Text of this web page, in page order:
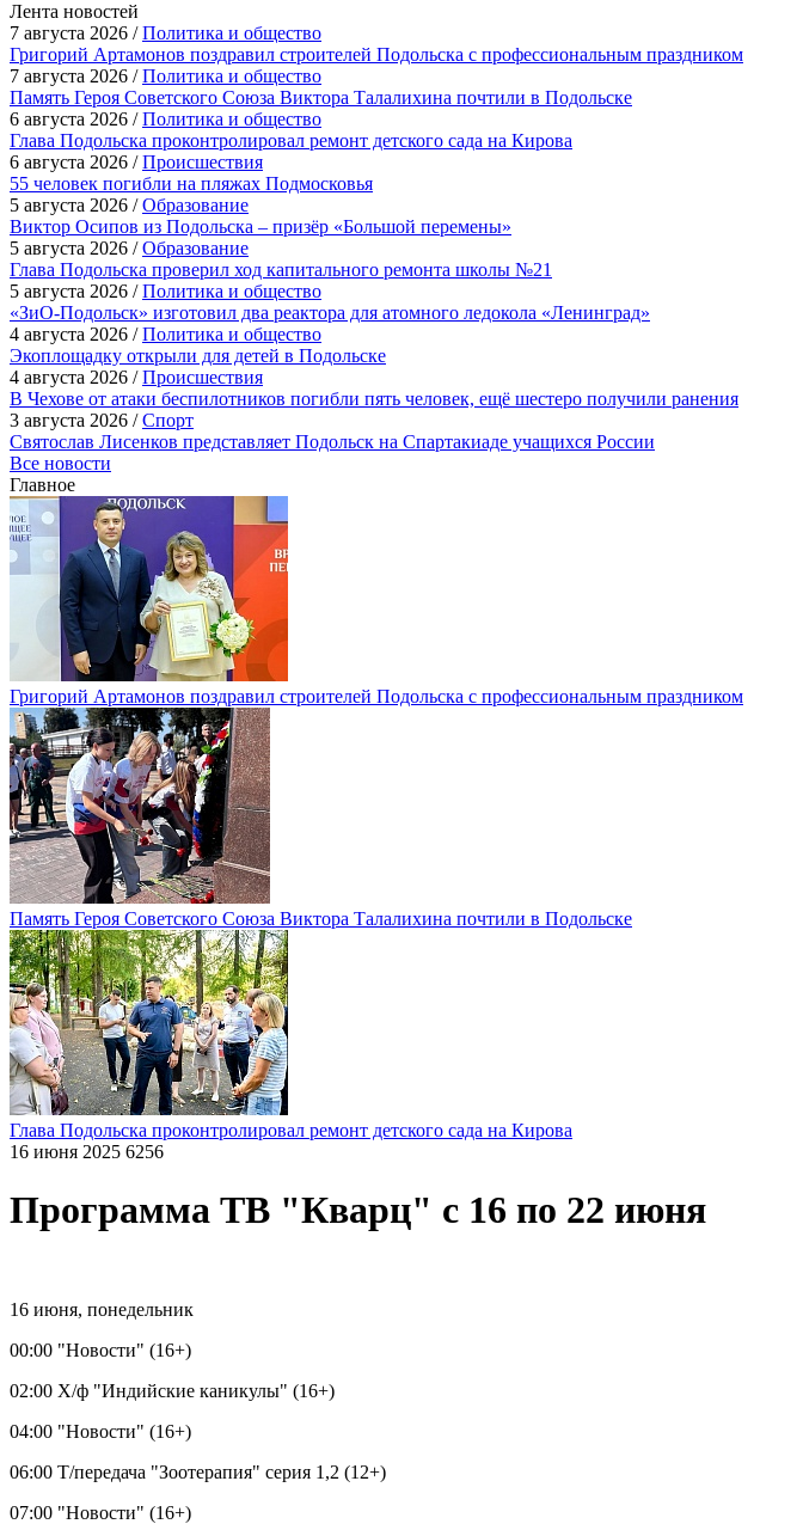
Лента новостей
7 августа 2026 /Политика и общество
Григорий Артамонов поздравил строителей Подольска с профессиональным праздником
7 августа 2026 /Политика и общество
Память Героя Советского Союза Виктора Талалихина почтили в Подольске
6 августа 2026 /Политика и общество
Глава Подольска проконтролировал ремонт детского сада на Кирова
6 августа 2026 /Происшествия
55 человек погибли на пляжах Подмосковья
5 августа 2026 /Образование
Виктор Осипов из Подольска – призёр «Большой перемены»
5 августа 2026 /Образование
Глава Подольска проверил ход капитального ремонта школы №21
5 августа 2026 /Политика и общество
«ЗиО-Подольск» изготовил два реактора для атомного ледокола «Ленинград»
4 августа 2026 /Политика и общество
Экоплощадку открыли для детей в Подольске
4 августа 2026 /Происшествия
В Чехове от атаки беспилотников погибли пять человек, ещё шестеро получили ранения
3 августа 2026 /Спорт
Святослав Лисенков представляет Подольск на Спартакиаде учащихся России
Все новости
Главное
Григорий Артамонов поздравил строителей Подольска с профессиональным праздником
Память Героя Советского Союза Виктора Талалихина почтили в Подольске
Глава Подольска проконтролировал ремонт детского сада на Кирова
16 июня 2025 6256
Программа ТВ "Кварц" с 16 по 22 июня
16 июня, понедельник
00:00 "Новости" (16+)
02:00 Х/ф "Индийские каникулы" (16+)
04:00 "Новости" (16+)
06:00 Т/передача "Зоотерапия" серия 1,2 (12+)
07:00 "Новости" (16+)